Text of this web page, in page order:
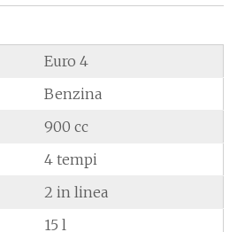
Euro 4
Benzina
900 cc
4 tempi
2 in linea
15 l